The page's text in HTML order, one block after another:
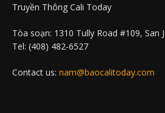
Truyền Thông Cali Today
Tòa soạn: 1310 Tully Road #109, San
Tel: (408) 482-6527
Contact us: nam@baocalitoday.com